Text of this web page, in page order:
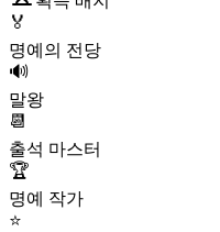
🏅
명예의 전당
🔊
말왕
📆
출석 마스터
🏆
명예 작가
⭐